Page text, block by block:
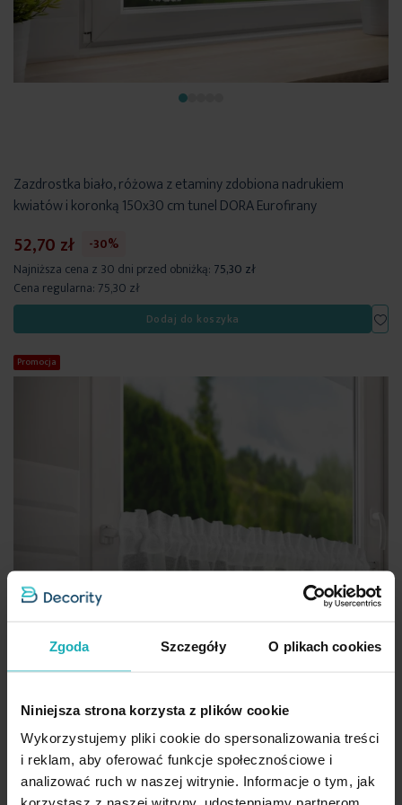
Zgoda Szczegóły O plikach cookies
Niniejsza strona korzysta z plików cookie
Wykorzystujemy pliki cookie do spersonalizowania treści
i reklam, aby oferować funkcje społecznościowe i
analizować ruch w naszej witrynie. Informacje o tym, jak
Zazdrostka biało, różowa z etaminy zdobiona nadrukiem
kwiatów i koronką 150x30 cm tunel DORA Eurofirany
52,70 zł
-30%
Najniższa cena z 30 dni przed obniżką: 75,30 zł
Cena regularna: 75,30 zł
Dodaj do koszyka
Promocja